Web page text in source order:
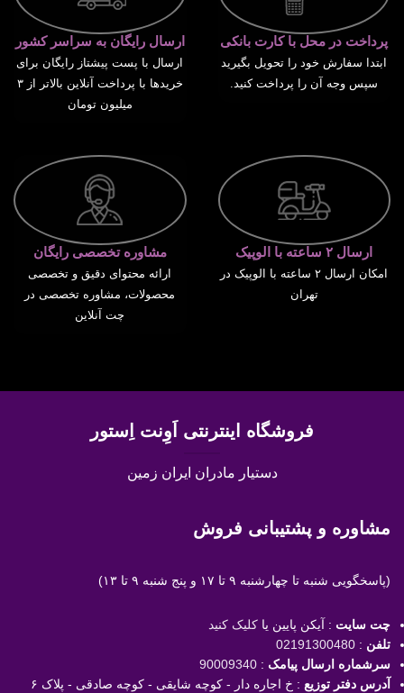
پرداخت در محل با کارت بانکی
ابتدا سفارش خود را تحویل بگیرید
سپس وجه آن را پرداخت کنید.
ارسال رایگان به سراسر کشور
ارسال با پست پیشتاز رایگان برای
خریدها با پرداخت آنلاین بالاتر از ۳
میلیون تومان
ارسال ۲ ساعته با الوپیک
امکان ارسال ۲ ساعته با الوپیک در
تهران
مشاوره تخصصی رایگان
ارائه محتوای دقیق و تخصصی
محصولات، مشاوره تخصصی در
چت آنلاین
فروشگاه اینترنتی اَوِنت اِستور
دستیار مادران ایران زمین
مشاوره و پشتیبانی فروش
(پاسخگویی شنبه تا چهارشنبه ۹ تا ۱۷ و پنج شنبه ۹ تا ۱۳)
چت سایت : آیکن پایین یا کلیک کنید
تلفن :
02191300480
سرشماره ارسال پیامک :
90009340
آدرس دفتر توزیع
: خ اجاره دار - کوچه شایقی - کوچه صادقی - پلاک ۶